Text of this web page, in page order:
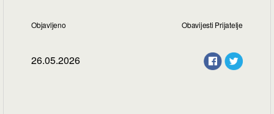
Objavljeno
26.05.2026
Obavijesti Prijatelje